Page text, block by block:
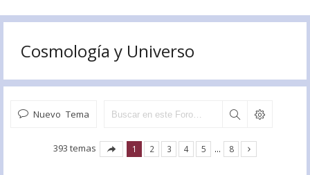
Cosmología y Universo
Nuevo Tema
393 temas 1 2 3 4 5 … 8